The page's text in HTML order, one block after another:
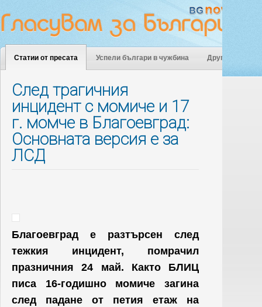
Статии от пресата Успели българи в чужбина Други
След трагичния
инцидент с момиче и 17
г. момче в Благоевград:
Основната версия е за
ЛСД
Благоевград е разтърсен след
тежкия инцидент, помрачил
празничния 24 май. Както БЛИЦ
писа 16-годишно момиче загина
след падане от петия етаж на